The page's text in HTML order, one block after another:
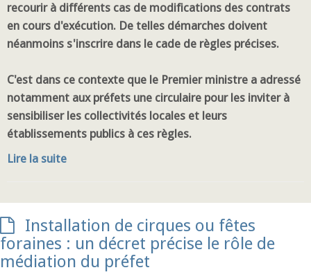
recourir à différents cas de modifications des contrats
en cours d'exécution. De telles démarches doivent
néanmoins s'inscrire dans le cade de règles précises.
C'est dans ce contexte que le Premier ministre a adressé
notamment aux préfets une circulaire pour les inviter à
sensibiliser les collectivités locales et leurs
établissements publics à ces règles.
Lire la suite
Installation de cirques ou fêtes
foraines : un décret précise le rôle de
médiation du préfet